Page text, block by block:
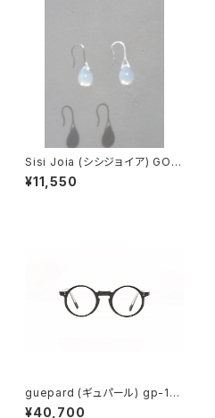
Sisi Joia (シシジョイア) GOT
A Mini earrings (Opaline w
hite)
¥11,550
guepard (ギュパール) gp-11
noir cristal (clear lens) メガ
¥40,700